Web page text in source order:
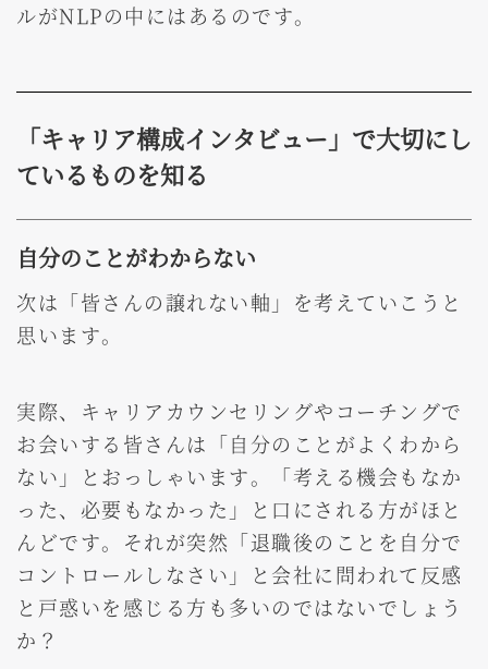
ルがNLPの中にはあるのです。
「キャリア構成インタビュー」で大切にし
ているものを知る
自分のことがわからない
次は「皆さんの譲れない軸」を考えていこうと
思います。
実際、キャリアカウンセリングやコーチングで
お会いする皆さんは「自分のことがよくわから
ない」とおっしゃいます。「考える機会もなか
った、必要もなかった」と口にされる方がほと
んどです。それが突然「退職後のことを自分で
コントロールしなさい」と会社に問われて反感
と戸惑いを感じる方も多いのではないでしょう
か？